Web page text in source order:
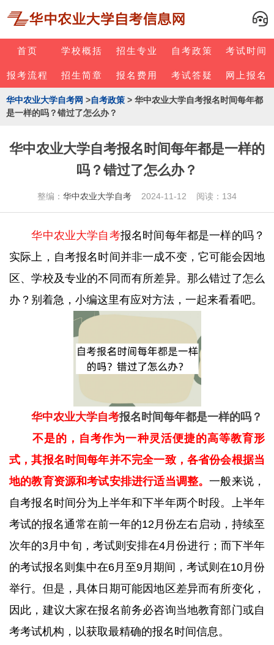
首页 学校概括 招生专业 自考政策 考试时间
报考流程 招生简章 报名费用 考试答疑 网上报名
华中农业大学自考网 >自考政策 > 华中农业大学自考报名时间每年都
是一样的吗？错过了怎么办？
华中农业大学自考报名时间每年都是一样的
吗？错过了怎么办？
整编： 华中农业大学自考 2024-11-12 阅读：134
华中农业大学自考报名时间每年都是一样的吗？
实际上，自考报名时间并非一成不变，它可能会因地
区、学校及专业的不同而有所差异。那么错过了怎么
办？别着急，小编这里有应对方法，一起来看看吧。
华中农业大学自考报名时间每年都是一样的吗？
不是的，自考作为一种灵活便捷的高等教育形
式，其报名时间每年并不完全一致，各省份会根据当
地的教育资源和考试安排进行适当调整。一般来说，
自考报名时间分为上半年和下半年两个时段。上半年
考试的报名通常在前一年的12月份左右启动，持续至
次年的3月中旬，考试则安排在4月份进行；而下半年
的考试报名则集中在6月至9月期间，考试则在10月份
举行。但是，具体日期可能因地区差异而有所变化，
因此，建议大家在报名前务必咨询当地教育部门或自
考考试机构，以获取最精确的报名时间信息。